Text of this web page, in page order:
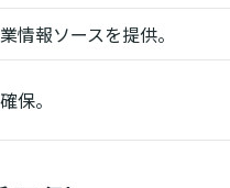
情報ソースを提供。
保。